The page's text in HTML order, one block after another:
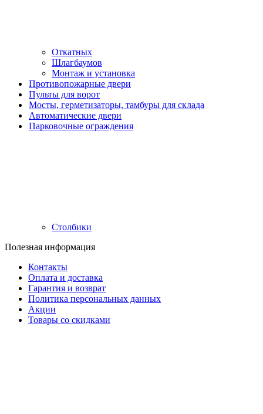
Откатных
Шлагбаумов
Монтаж и установка
Противопожарные двери
Пульты для ворот
Мосты, герметизаторы, тамбуры для склада
Автоматические двери
Парковочные ограждения
Cтолбики
Полезная информация
Контакты
Оплата и доставка
Гарантия и возврат
Политика персональных данных
Акции
Товары со скидками